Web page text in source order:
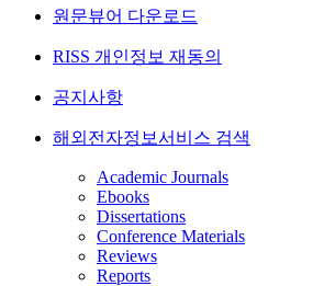
원문뷰어 다운로드
RISS 개인정보 재동의
공지사항
해외전자정보서비스 검색
Academic Journals
Ebooks
Dissertations
Conference Materials
Reviews
Reports